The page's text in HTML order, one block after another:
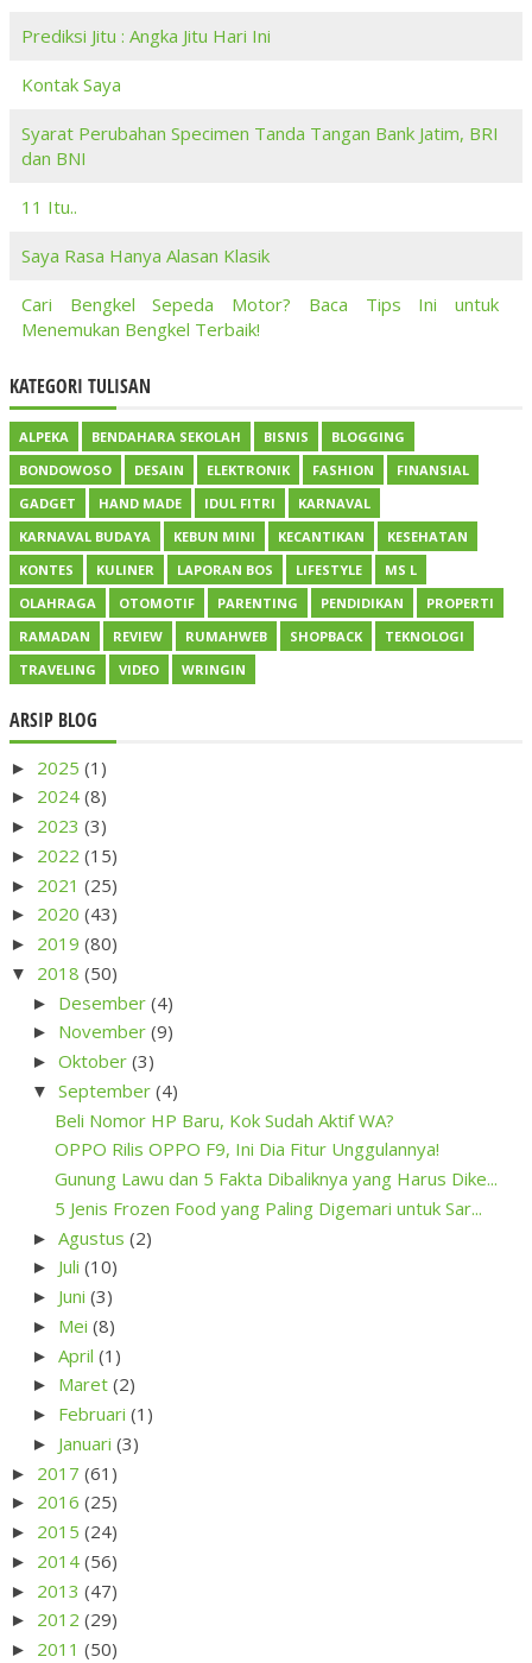
Prediksi Jitu : Angka Jitu Hari Ini
Kontak Saya
Syarat Perubahan Specimen Tanda Tangan Bank Jatim, BRI
dan BNI
11 Itu..
Saya Rasa Hanya Alasan Klasik
Cari Bengkel Sepeda Motor? Baca Tips Ini untuk
Menemukan Bengkel Terbaik!
KATEGORI TULISAN
ALPEKA BENDAHARA SEKOLAH BISNIS
BLOGGING
BONDOWOSO
DESAIN ELEKTRONIK FASHION
FINANSIAL
GADGET
HAND MADE IDUL FITRI
KARNAVAL
KARNAVAL BUDAYA
KEBUN MINI KECANTIKAN
KESEHATAN
KONTES
KULINER LAPORAN BOS LIFESTYLE
MS L
OLAHRAGA
OTOMOTIF PARENTING PENDIDIKAN
PROPERTI
RAMADAN
REVIEW RUMAHWEB SHOPBACK
TEKNOLOGI
TRAVELING
VIDEO WRINGIN
ARSIP BLOG
► 2025 (1)
► 2024 (8)
► 2023 (3)
► 2022 (15)
► 2021 (25)
► 2020 (43)
► 2019 (80)
▼ 2018 (50)
► Desember (4)
► November (9)
► Oktober (3)
▼ September (4)
Beli Nomor HP Baru, Kok Sudah Aktif WA?
OPPO Rilis OPPO F9, Ini Dia Fitur Unggulannya!
Gunung Lawu dan 5 Fakta Dibaliknya yang Harus Dike...
5 Jenis Frozen Food yang Paling Digemari untuk Sar...
► Agustus (2)
► Juli (10)
► Juni (3)
► Mei (8)
► April (1)
► Maret (2)
► Februari (1)
► Januari (3)
► 2017 (61)
► 2016 (25)
► 2015 (24)
► 2014 (56)
► 2013 (47)
► 2012 (29)
► 2011 (50)